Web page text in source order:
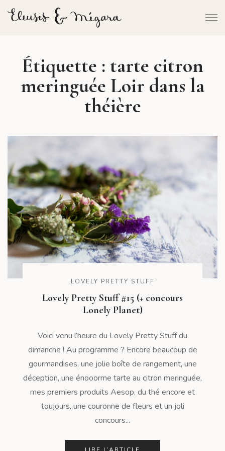
Étiquette : tarte citron
meringuée Loir dans la
théière
LOVELY PRETTY STUFF
Lovely Pretty Stuff #15 (+ concours
Lonely Planet)
Voici venu l’heure du Lovely Pretty Stuff du
dimanche ! Au programme ? Encore beaucoup de
gourmandises, une jolie boîte de rangement, une
déception, une énooorme tarte au citron meringuée,
mes premiers produits Aesop, du thé encore et
toujours, une couronne de fleurs et un joli
concours...